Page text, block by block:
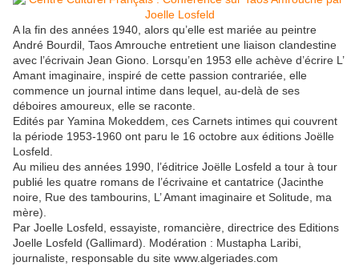
A la fin des années 1940, alors qu’elle est mariée au peintre
André Bourdil, Taos Amrouche entretient une liaison clandestine
avec l’écrivain Jean Giono. Lorsqu’en 1953 elle achève d’écrire L’
Amant imaginaire, inspiré de cette passion contrariée, elle
commence un journal intime dans lequel, au-delà de ses
déboires amoureux, elle se raconte.
Edités par Yamina Mokeddem, ces Carnets intimes qui couvrent
la période 1953-1960 ont paru le 16 octobre aux éditions Joëlle
Losfeld.
Au milieu des années 1990, l’éditrice Joëlle Losfeld a tour à tour
publié les quatre romans de l’écrivaine et cantatrice (Jacinthe
noire, Rue des tambourins, L’ Amant imaginaire et Solitude, ma
mère).
Par Joelle Losfeld, essayiste, romancière, directrice des Editions
Joelle Losfeld (Gallimard). Modération : Mustapha Laribi,
journaliste, responsable du site www.algeriades.com